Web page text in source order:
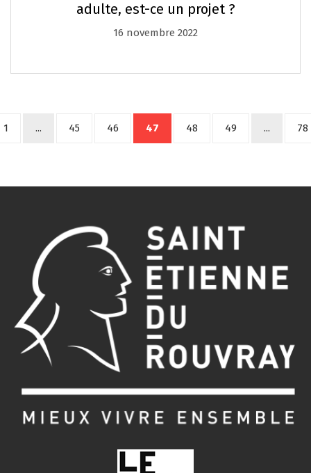
adulte, est-ce un projet ?
16 novembre 2022
1 ... 45 46 47 48 49 ... 78